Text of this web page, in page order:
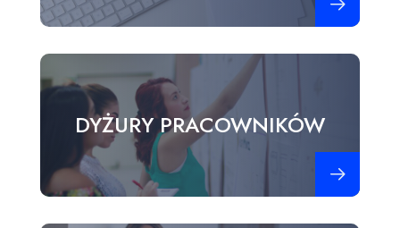
DYŻURY PRACOWNIKÓW